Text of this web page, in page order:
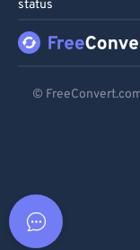
status
©